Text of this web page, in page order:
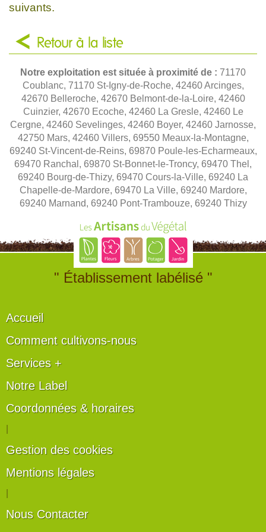
suivants.
Retour à la liste
Notre exploitation est située à proximité de : 71170
Coublanc, 71170 St-Igny-de-Roche, 42460 Arcinges,
42670 Belleroche, 42670 Belmont-de-la-Loire, 42460
Cuinzier, 42670 Ecoche, 42460 La Gresle, 42460 Le
Cergne, 42460 Sevelinges, 42460 Boyer, 42460 Jarnosse,
42750 Mars, 42460 Villers, 69550 Meaux-la-Montagne,
69240 St-Vincent-de-Reins, 69870 Poule-les-Echarmeaux,
69470 Ranchal, 69870 St-Bonnet-le-Troncy, 69470 Thel,
69240 Bourg-de-Thizy, 69470 Cours-la-Ville, 69240 La
Chapelle-de-Mardore, 69470 La Ville, 69240 Mardore,
69240 Marnand, 69240 Pont-Trambouze, 69240 Thizy
" Établissement labélisé "
Accueil
Comment cultivons-nous
Services +
Notre Label
Coordonnées & horaires
Gestion des cookies
Mentions légales
Nous Contacter